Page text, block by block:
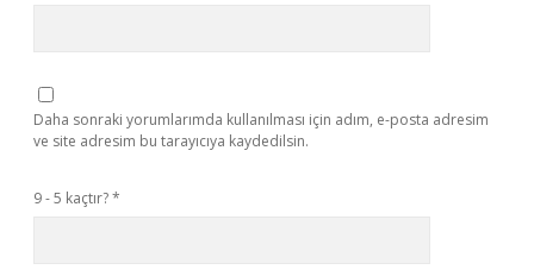
Daha sonraki yorumlarımda kullanılması için adım, e-posta adresim
ve site adresim bu tarayıcıya kaydedilsin.
9 - 5 kaçtır?*